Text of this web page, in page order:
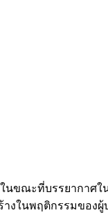
ขณะที่บรรยากาศ
งในพฤติกรรมขอ